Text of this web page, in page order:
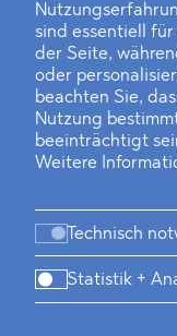
sind essentiell
der Seite,
oder
beachten Sie,
Nutzung
beeinträchtigt
Weitere
Technisch
Statistik +
Finanz- und
Private
Game Over?